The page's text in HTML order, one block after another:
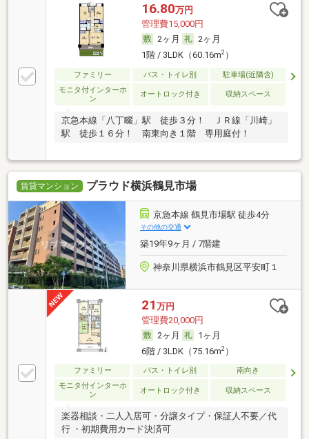
16.80万円
管理費15,000円
2ヶ月
2ヶ月
1階 / 3LDK（60.16m2）
ファミリー バス・トイレ別
駐車場(近隣含)
モニタ付インターホ
ン
オートロック付き 収納スペース
京急本線「八丁畷」駅 徒歩３分！ ＪＲ線「川崎」
駅 徒歩１６分！ 南東向き１階 専用庭付！
賃貸マンション プラウド横浜鶴見市場
京急本線 鶴見市場駅 徒歩4分
その他の交通
築19年9ヶ月 / 7階建
神奈川県横浜市鶴見区平安町１
21 万円
管理費20,000円
2ヶ月
1ヶ月
6階 / 3LDK（75.16m2）
ファミリー バス・トイレ別
南向き
モニタ付インターホ
ン
オートロック付き 収納スペース
楽器相談・二人入居可・分譲タイプ・保証人不要／代
行 ・初期費用カード決済可